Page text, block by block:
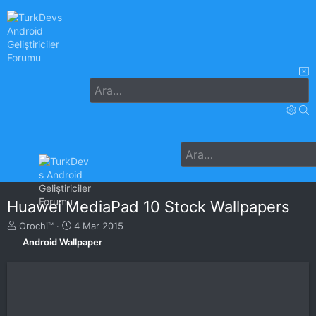
Huawei MediaPad 10 Stock Wallpapers
K
Orochi™
B
a
ş
4 Mar 2015
Android Wallpaper